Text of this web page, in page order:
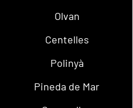
Olvan
Centelles
Polinyà
Pineda de Mar